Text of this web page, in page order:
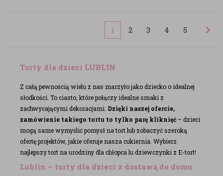
1 2 3 4 5
Torty dla dzieci LUBLIN
Z całą pewnością wielu z nas marzyło jako dziecko o idealnej
słodkości. To ciasto, które połączy idealne smaki z
zachwycającymi dekoracjami. Dzięki naszej ofercie,
zamówienie takiego tortu to tylko parę kliknięć – dzieci
mogą same wymyślić pomysł na tort lub zobaczyć szeroką
ofertę projektów, jakie oferuje nasza cukiernia. Wybierz
najlepszy tort na urodziny dla chłopca lu dziewczynki z E-tort!
Lublin – torty dla dzieci z dostawą do domu